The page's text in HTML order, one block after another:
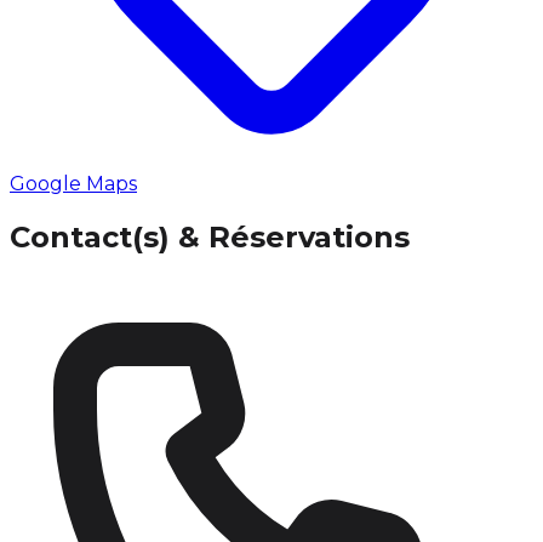
Google Maps
Contact(s) & Réservations